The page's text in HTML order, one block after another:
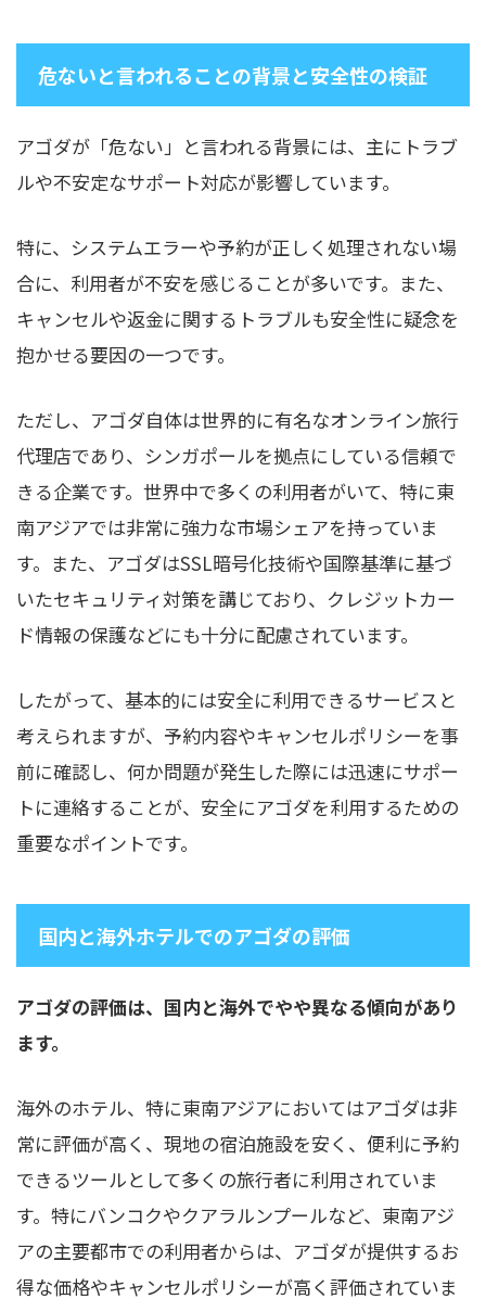
危ないと言われることの背景と安全性の検証
アゴダが「危ない」と言われる背景には、主にトラブ
ルや不安定なサポート対応が影響しています。
特に、システムエラーや予約が正しく処理されない場
合に、利用者が不安を感じることが多いです。また、
キャンセルや返金に関するトラブルも安全性に疑念を
抱かせる要因の一つです。
ただし、アゴダ自体は世界的に有名なオンライン旅行
代理店であり、シンガポールを拠点にしている信頼で
きる企業です。世界中で多くの利用者がいて、特に東
南アジアでは非常に強力な市場シェアを持っていま
す。また、アゴダはSSL暗号化技術や国際基準に基づ
いたセキュリティ対策を講じており、クレジットカー
ド情報の保護などにも十分に配慮されています。
したがって、基本的には安全に利用できるサービスと
考えられますが、予約内容やキャンセルポリシーを事
前に確認し、何か問題が発生した際には迅速にサポー
トに連絡することが、安全にアゴダを利用するための
重要なポイントです。
国内と海外ホテルでのアゴダの評価
アゴダの評価は、国内と海外でやや異なる傾向があり
ます。
海外のホテル、特に東南アジアにおいてはアゴダは非
常に評価が高く、現地の宿泊施設を安く、便利に予約
できるツールとして多くの旅行者に利用されていま
す。特にバンコクやクアラルンプールなど、東南アジ
アの主要都市での利用者からは、アゴダが提供するお
得な価格やキャンセルポリシーが高く評価されていま